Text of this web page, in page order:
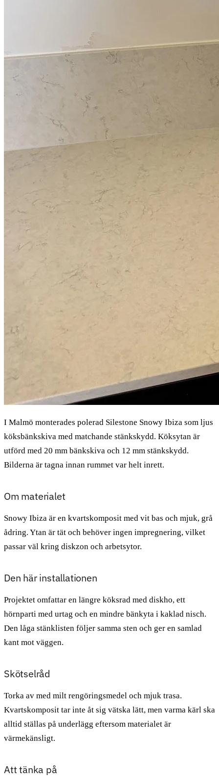
I Malmö monterades polerad Silestone Snowy Ibiza som ljus
köksbänkskiva med matchande stänkskydd. Köksytan är
utförd med 20 mm bänkskiva och 12 mm stänkskydd.
Bilderna är tagna innan rummet var helt inrett.
Om materialet
Snowy Ibiza är en kvartskomposit med vit bas och mjuk, grå
ådring. Ytan är tät och behöver ingen impregnering, vilket
passar väl kring diskzon och arbetsytor.
Den här installationen
Projektet omfattar en längre köksrad med diskho, ett
hörnparti med urtag och en mindre bänkyta i kaklad nisch.
Den låga stänklisten följer samma sten och ger en samlad
kant mot väggen.
Skötselråd
Torka av med milt rengöringsmedel och mjuk trasa.
Kvartskomposit tar inte åt sig vätska lätt, men varma kärl ska
alltid ställas på underlägg eftersom materialet är
värmekänsligt.
Att tänka på